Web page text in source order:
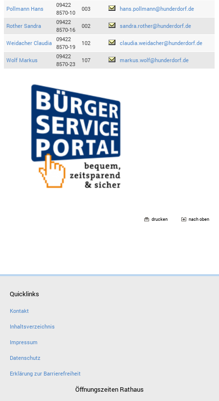
Pollmann Hans
09422
8570-10
003 hans.pollmann@hunderdorf.de
Rother Sandra
09422
8570-16
002 sandra.rother@hunderdorf.de
Weidacher Claudia
09422
8570-19
102 claudia.weidacher@hunderdorf.de
Wolf Markus
09422
8570-23
107 markus.wolf@hunderdorf.de
drucken nach oben
Quicklinks
Kontakt
Inhaltsverzeichnis
Impressum
Datenschutz
Erklärung zur Barrierefreiheit
Öffnungszeiten Rathaus